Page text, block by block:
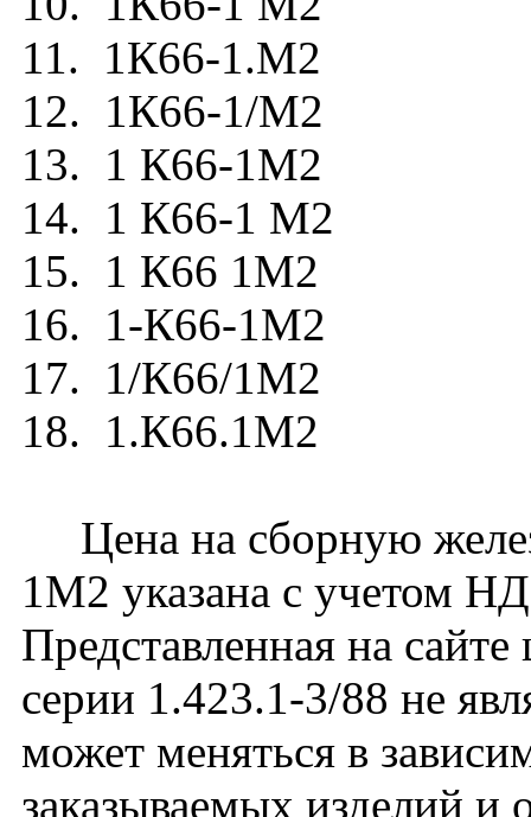
11. 1К66-1.М2
12. 1К66-1/М2
13. 1 К66-1М2
14. 1 К66-1 М2
15. 1 К66 1М2
16. 1-К66-1М2
17. 1/К66/1М2
18. 1.К66.1М2
Цена на сборную
1М2 указана с учетом
Представленная на
серии 1.423.1-3/88 не
может меняться в
заказываемых изделий и